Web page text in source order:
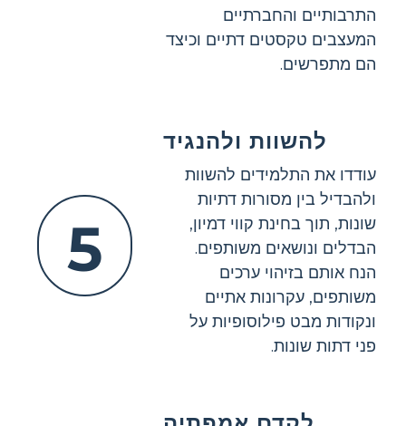
התרבותיים והחברתיים
המעצבים טקסטים דתיים וכיצד
הם מתפרשים.
5
להשוות ולהנגיד
עודדו את התלמידים להשוות
ולהבדיל בין מסורות דתיות
שונות, תוך בחינת קווי דמיון,
הבדלים ונושאים משותפים.
הנח אותם בזיהוי ערכים
משותפים, עקרונות אתיים
ונקודות מבט פילוסופיות על
פני דתות שונות.